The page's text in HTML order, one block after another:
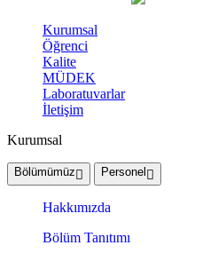
Kurumsal
Öğrenci
Kalite
MÜDEK
Laboratuvarlar
İletişim
Kurumsal
Bölümümüz Personel
Hakkımızda
Bölüm Tanıtımı